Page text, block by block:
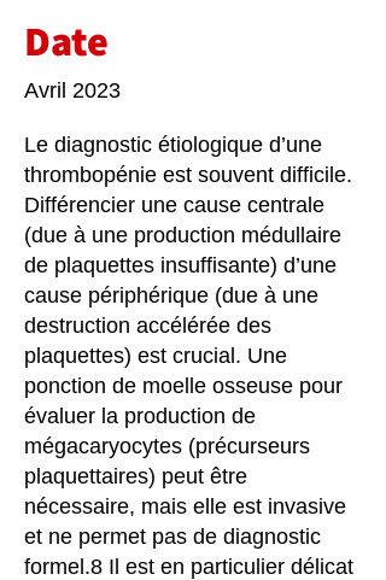
Date
Avril 2023
Le diagnostic étiologique d’une
thrombopénie est souvent difficile.
Différencier une cause centrale
(due à une production médullaire
de plaquettes insuffisante) d’une
cause périphérique (due à une
destruction accélérée des
plaquettes) est crucial. Une
ponction de moelle osseuse pour
évaluer la production de
mégacaryocytes (précurseurs
plaquettaires) peut être
nécessaire, mais elle est invasive
et ne permet pas de diagnostic
formel.8 Il est en particulier délicat